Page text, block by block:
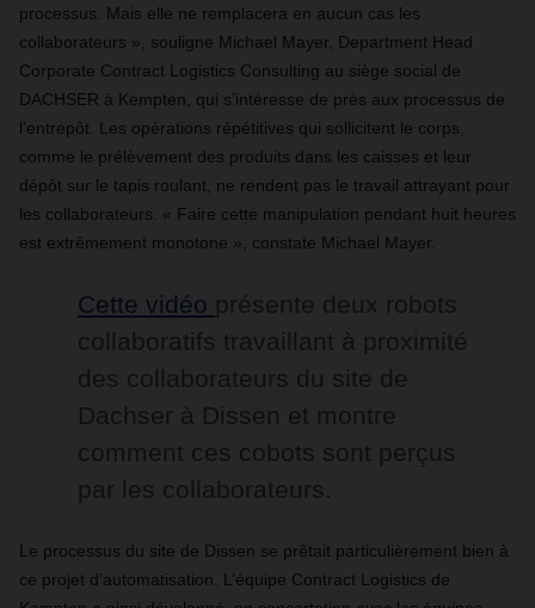
processus. Mais elle ne remplacera en aucun cas les
collaborateurs », souligne Michael Mayer, Department Head
Corporate Contract Logistics Consulting au siège social de
DACHSER à Kempten, qui s’intéresse de près aux processus de
l’entrepôt. Les opérations répétitives qui sollicitent le corps,
comme le prélèvement des produits dans les caisses et leur
dépôt sur le tapis roulant, ne rendent pas le travail attrayant pour
les collaborateurs. « Faire cette manipulation pendant huit heures
est extrêmement monotone », constate Michael Mayer.
Cette vidéo présente deux robots
collaboratifs travaillant à proximité
des collaborateurs du site de
Dachser à Dissen et montre
comment ces cobots sont perçus
par les collaborateurs.
Le processus du site de Dissen se prêtait particulièrement bien à
ce projet d’automatisation. L’équipe Contract Logistics de